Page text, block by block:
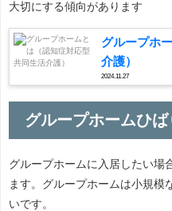
大切にする傾向があります
グループホ
介護）
2024.11.27
グループホームひ
グループホームに入居したい場
ます。グループホームは小規模
いです。